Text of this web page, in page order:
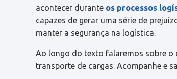
acontecer durante os processos
capazes de gerar uma série de
manter a segurança na logística.
Ao longo do texto falaremos sobre o
transporte de cargas. Acompanhe e